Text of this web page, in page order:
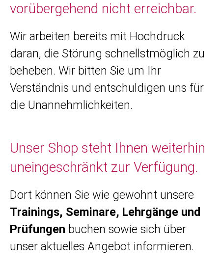
vorübergehend nicht erreichbar.
Wir arbeiten bereits mit Hochdruck
daran, die Störung schnellstmöglich zu
beheben. Wir bitten Sie um Ihr
Verständnis und entschuldigen uns für
die Unannehmlichkeiten.
Unser Shop steht Ihnen weiterhin
uneingeschränkt zur Verfügung.
Dort können Sie wie gewohnt unsere
Trainings, Seminare, Lehrgänge und
Prüfungen buchen sowie sich über
unser aktuelles Angebot informieren.